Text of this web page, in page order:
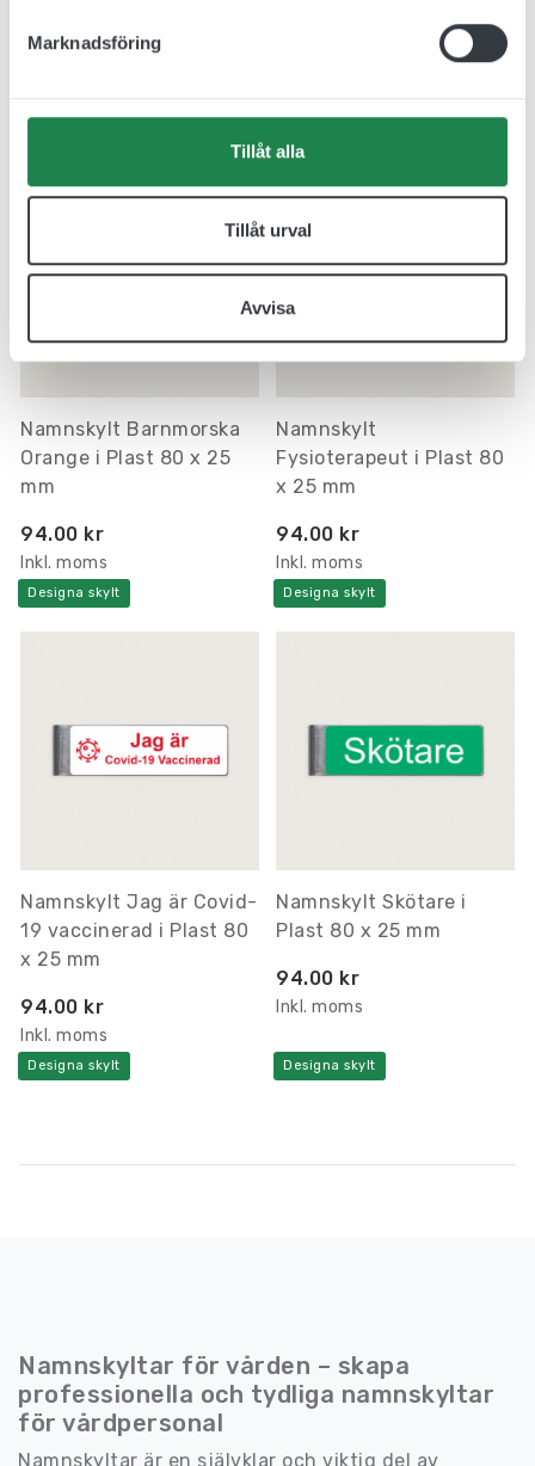
Marknadsföring
Tillåt alla
Tillåt urval
Avvisa
Designa skylt Designa skylt
Namnskylt Barnmorska
Orange i Plast 80 x 25
mm
94.00 kr
Inkl. moms
Designa skylt
Namnskylt
Fysioterapeut i Plast 80
x 25 mm
94.00 kr
Inkl. moms
Designa skylt
Namnskylt Jag är Covid-
19 vaccinerad i Plast 80
x 25 mm
94.00 kr
Inkl. moms
Designa skylt
Namnskylt Skötare i
Plast 80 x 25 mm
94.00 kr
Inkl. moms
Designa skylt
Namnskyltar för vården – skapa
professionella och tydliga namnskyltar
för vårdpersonal
Namnskyltar är en självklar och viktig del av